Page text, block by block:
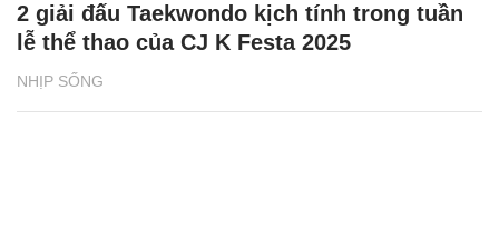
NHỊP SỐNG
2 giải đấu Taekwondo kịch tính trong tuần
lễ thể thao của CJ K Festa 2025